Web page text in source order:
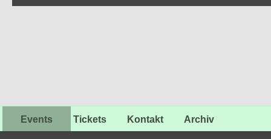
Events Tickets Kontakt Archiv